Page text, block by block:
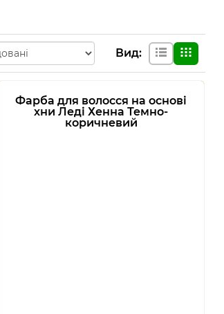
Вид:
Фарба для волосся на основі
хни Леді Хенна Темно-
коричневий